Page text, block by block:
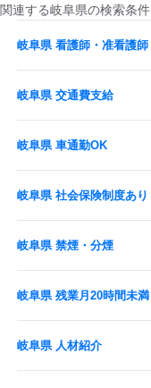
関連する岐阜県の検索条件
岐阜県 看護師・准看護師
岐阜県 交通費支給
岐阜県 車通勤OK
岐阜県 社会保険制度あり
岐阜県 禁煙・分煙
岐阜県 残業月20時間未満
岐阜県 人材紹介